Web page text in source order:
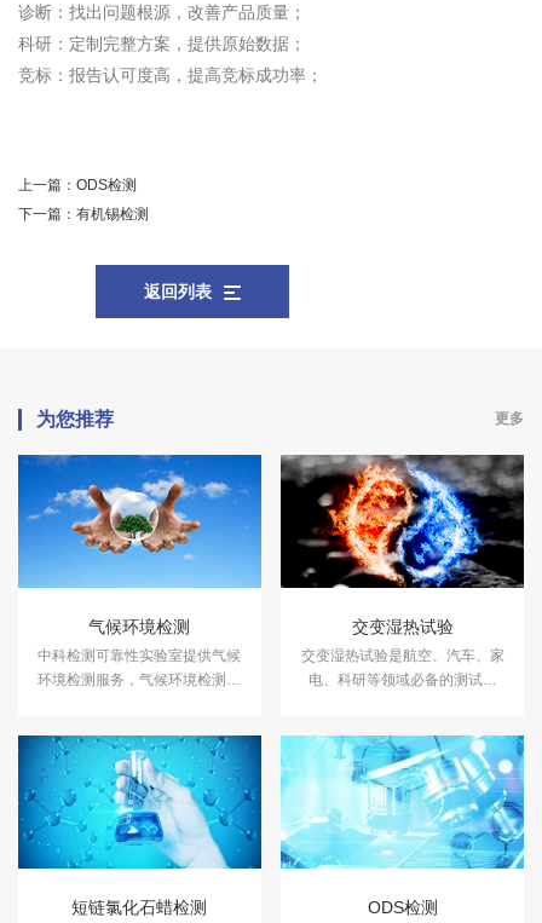
诊断：找出问题根源，改善产品质量；
科研：定制完整方案，提供原始数据；
竞标：报告认可度高，提高竞标成功率；
上一篇： ODS检测
下一篇： 有机锡检测
返回列表
为您推荐 更多
气候环境检测
中科检测可靠性实验室提供气候
环境检测服务，气候环境检测设
箱，温度冲击试验箱等，能满足
各种产品的气候环境检测需求。
交变湿热试验
交变湿热试验是航空、汽车、家
电、科研等领域必备的测试项
温、交变湿热度或恒定试验的温
度环境变化后的参数及性能。
短链氯化石蜡检测 ODS检测